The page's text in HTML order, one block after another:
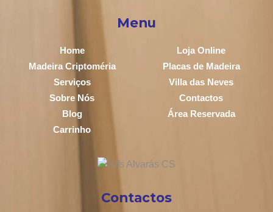
Menu
Home
Loja Online
Madeira Criptoméria
Placas de Madeira
Serviços
Villa das Neves
Sobre Nós
Contactos
Blog
Área Reservada
Carrinho
Contactos